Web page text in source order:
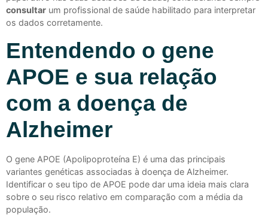
consultar um profissional de saúde habilitado para interpretar
os dados corretamente.
Entendendo o gene
APOE e sua relação
com a doença de
Alzheimer
O gene APOE (Apolipoproteína E) é uma das principais
variantes genéticas associadas à doença de Alzheimer.
Identificar o seu tipo de APOE pode dar uma ideia mais clara
sobre o seu risco relativo em comparação com a média da
população.